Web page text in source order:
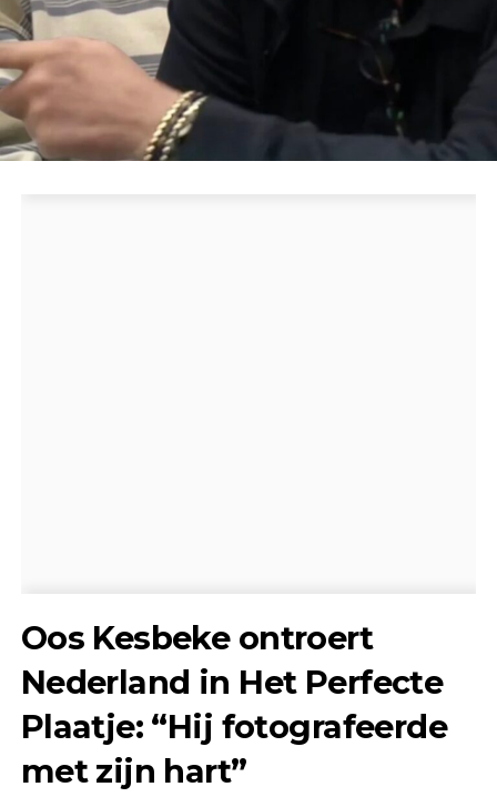
Oos Kesbeke ontroert
Nederland in Het Perfecte
Plaatje: “Hij fotografeerde
met zijn hart”